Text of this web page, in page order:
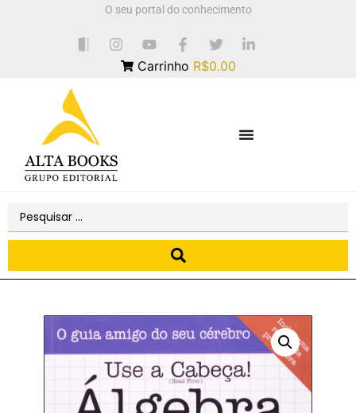
O seu portal do conhecimento
Carrinho R$0.00